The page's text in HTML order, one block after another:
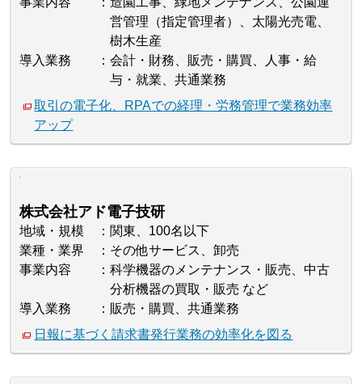
営管理（指定管理者）、太陽光売電、
樹木生産
導入業務
会計・財務、販売・購買、人事・給
与・就業、共通業務
取引の電子化、RPAでの経理・労務管理で業務効率
アップ
株式会社アド電子技研
地域・規模
関東、100名以下
業種・業界
その他サービス、卸売
事業内容
科学機器のメンテナンス・販売、中古
分析機器の買取・販売 など
導入業務
販売・購買、共通業務
日報に基づく請求書発行業務の効率化を図る